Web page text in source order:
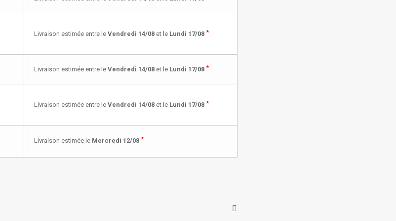
Livraison estimée entre le Vendredi 14/08 et le Lundi 17/08 *
Livraison estimée entre le Vendredi 14/08 et le Lundi 17/08 *
Livraison estimée entre le Vendredi 14/08 et le Lundi 17/08 *
Livraison estimée le Mercredi 12/08 *